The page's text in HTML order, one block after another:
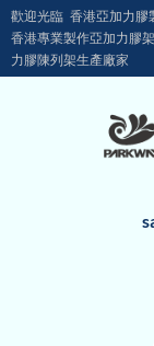
歡迎光臨 香港亞加力膠
香港專業製作亞加力膠
力膠陳列架生產廠家